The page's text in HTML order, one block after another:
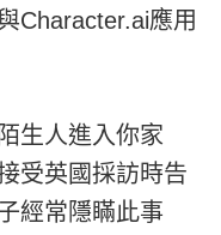
Character.ai應用
生人進入你家
受英國採訪時告
經常隱瞞此事